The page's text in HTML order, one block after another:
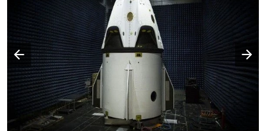
Poprzedni slajd
Następny slajd